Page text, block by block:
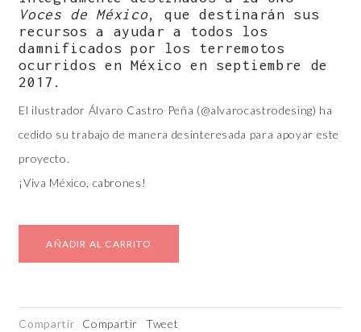
Voces de México, que destinarán sus
recursos a ayudar a todos los
damnificados por los terremotos
ocurridos en México en septiembre de
2017.
El ilustrador Álvaro Castro Peña (@alvarocastrodesing) ha
cedido su trabajo de manera desinteresada para apoyar este
proyecto.
¡Viva México, cabrones!
AÑADIR AL CARRITO
Compartir Compartir Tweet